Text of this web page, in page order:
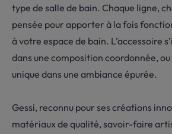
type de salle de bain. Chaque ligne,
pensée pour apporter à la fois
à votre espace de bain. L’accessoire
dans une composition coordonnée,
unique dans une ambiance épurée.
Gessi, reconnu pour ses créations
matériaux de qualité, savoir-faire